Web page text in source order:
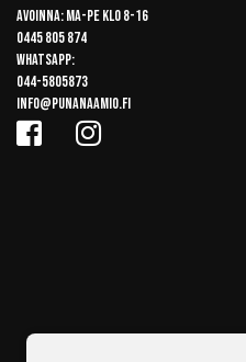
Avoinna: Ma-pe klo 8-16
0445 805 874
Whatsapp:
044-5805873
info@punanaamio.fi